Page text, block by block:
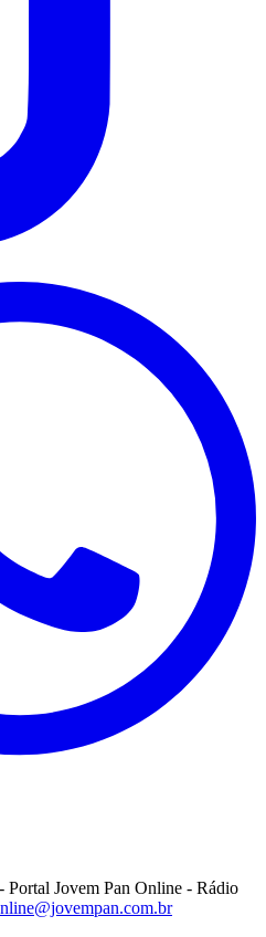
Portal Jovem Pan Online - Rádio